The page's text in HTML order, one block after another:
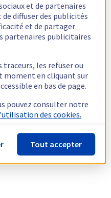
et de partenaires
diffuser des publicités
et de partager
partenaires publicitaires
traceurs, les refuser ou
moment en cliquant sur
en bas de page.
pouvez consulter notre
des cookies.
Tout accepter